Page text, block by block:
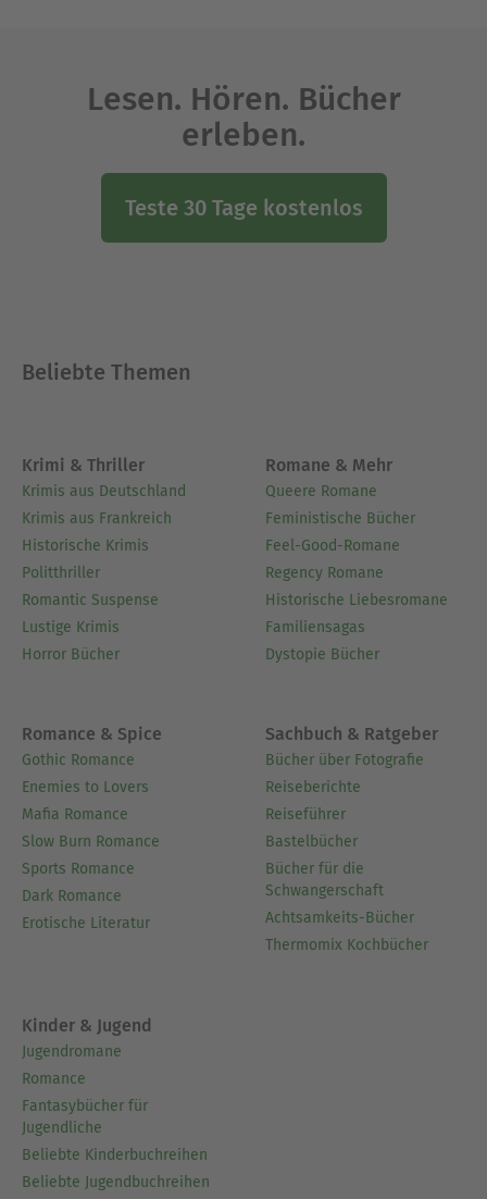
Lesen. Hören. Bücher
erleben.
Teste 30 Tage kostenlos
Beliebte Themen
Krimi & Thriller
Krimis aus Deutschland
Krimis aus Frankreich
Historische Krimis
Politthriller
Romantic Suspense
Lustige Krimis
Horror Bücher
Romane & Mehr
Queere Romane
Feministische Bücher
Feel-Good-Romane
Regency Romane
Historische Liebesromane
Familiensagas
Dystopie Bücher
Romance & Spice
Gothic Romance
Enemies to Lovers
Mafia Romance
Slow Burn Romance
Sports Romance
Dark Romance
Erotische Literatur
Sachbuch & Ratgeber
Bücher über Fotografie
Reiseberichte
Reiseführer
Bastelbücher
Bücher für die
Schwangerschaft
Achtsamkeits-Bücher
Thermomix Kochbücher
Kinder & Jugend
Jugendromane
Romance
Fantasybücher für
Jugendliche
Beliebte Kinderbuchreihen
Beliebte Jugendbuchreihen